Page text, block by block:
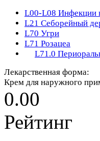
L00-L08 Инфекции
L21 Себорейный
L70 Угри
L71 Розацеа
L71.0
Лекарственная форма:
Крем для наружного
0.00
Рейтинг